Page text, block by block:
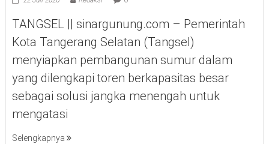
TANGSEL || sinargunung.com – Pemerintah
Kota Tangerang Selatan (Tangsel)
menyiapkan pembangunan sumur dalam
yang dilengkapi toren berkapasitas besar
sebagai solusi jangka menengah untuk
mengatasi
Selengkapnya